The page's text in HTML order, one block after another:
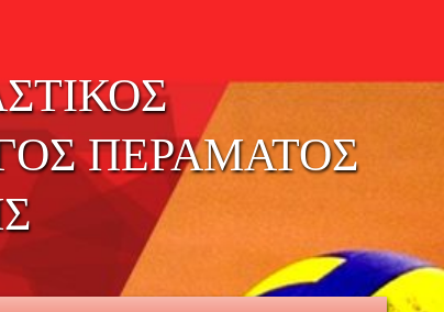
ΠΕΡΑΜΑΤΟΣ